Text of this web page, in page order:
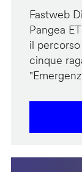
Fastweb
Pangea
il
cinque